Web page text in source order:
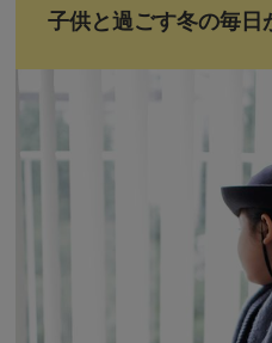
子供と過ごす冬の毎日